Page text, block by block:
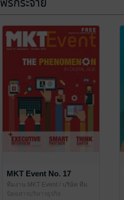
MKT Event No. 17
ทีมงาน MKT Event / บริษัท ทีม
ไทเกอร์ส จำกัด
นิตยสารบริหารธุรกิจ